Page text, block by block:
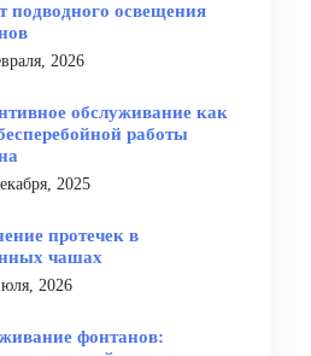
подводного освещения
2026
обслуживание как
работы
2025
протечек в
чашах
2026
фонтанов: